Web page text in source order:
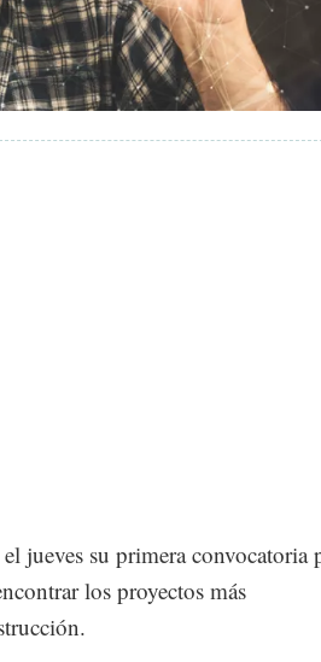
jueves su primera convocatoria
los proyectos más